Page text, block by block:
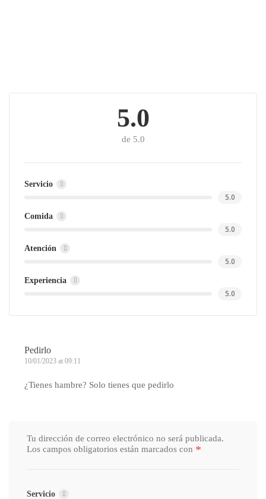
5.0
de 5.0
Servicio
5.0
Comida
5.0
Atención
5.0
Experiencia
5.0
Pedirlo
10/01/2023 at 09:11
¿Tienes hambre? Solo tienes que pedirlo
Tu dirección de correo electrónico no será publicada.
Los campos obligatorios están marcados con *
Servicio